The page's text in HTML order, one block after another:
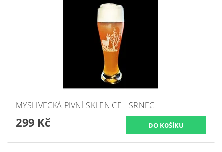
MYSLIVECKÁ PIVNÍ SKLENICE - SRNEC
299 Kč